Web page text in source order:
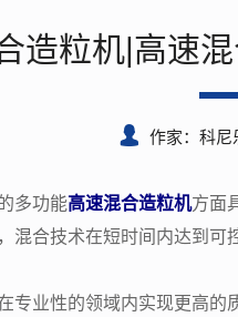
造粒机|高速
作家：科尼
多功能高速混合造粒机方面
合技术在短时间内达到可
专业性的领域内实现更高